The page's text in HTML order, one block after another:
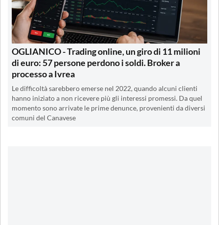
OGLIANICO - Trading online, un giro di 11 milioni
di euro: 57 persone perdono i soldi. Broker a
processo a Ivrea
Le difficoltà sarebbero emerse nel 2022, quando alcuni clienti
hanno iniziato a non ricevere più gli interessi promessi. Da quel
momento sono arrivate le prime denunce, provenienti da diversi
comuni del Canavese